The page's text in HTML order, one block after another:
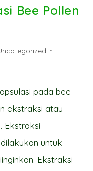
Bee Pollen
pada bee
ekstraksi atau
Ekstraksi
untuk
Ekstraksi